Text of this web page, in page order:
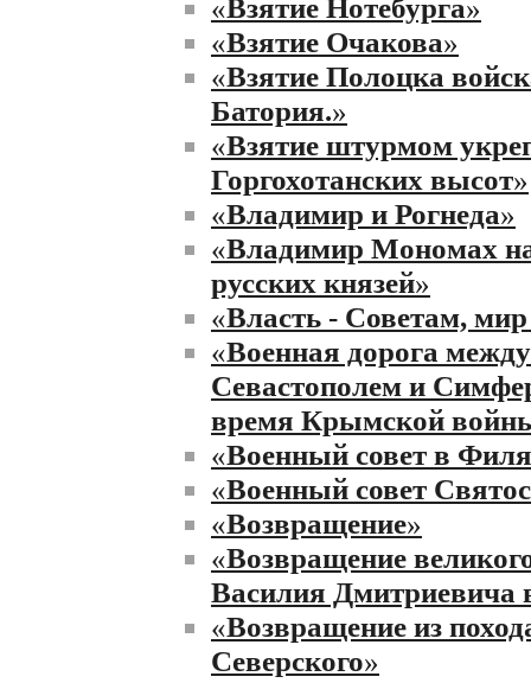
«Взятие Очакова»
«Взятие Полоцка
Батория.»
«Взятие штурмом
Горгохотанских высот»
«Владимир и Рогнеда»
«Владимир Мономах на
русских князей»
«Власть - Советам,
«Военная дорога между
Севастополем и
время Крымской
«Военный совет в
«Военный совет
«Возвращение»
«Возвращение
Василия Дмитриевича
«Возвращение из
Северского»